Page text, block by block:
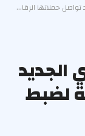
الرقابية لضبط الأسواق
الجديد
لضبط